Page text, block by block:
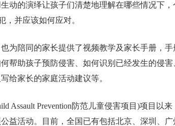
动的演绎让孩子们清楚地理解在哪些情况下，
，并应该如何应对。
为陪同的家长提供了视频教学及家长手册，手
帮助孩子预防侵害、如何识别已经发生的侵害
给家长的家庭活动建议等。
Assault Prevention防范儿童侵害项目)项目以来
益活动。目前，全国已有包括北京、深圳、广